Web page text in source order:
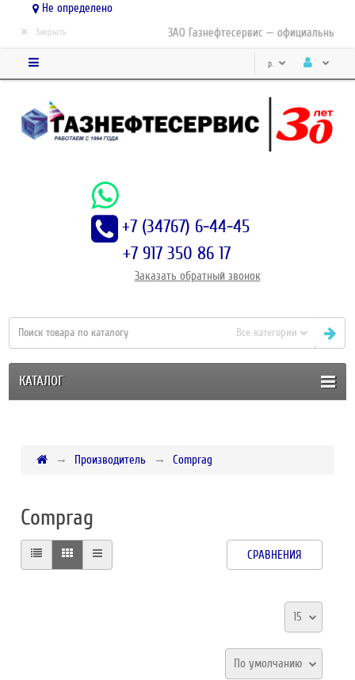
Не определено
ЗАО Газнефтесервис — официальный
× Закрыть
р.
+7 (34767) 6-44-45
+7 917 350 86 17
Заказать обратный звонок
Все категории
КАТАЛОГ
Производитель Comprag
Comprag
СРАВНЕНИЯ
15
По умолчанию